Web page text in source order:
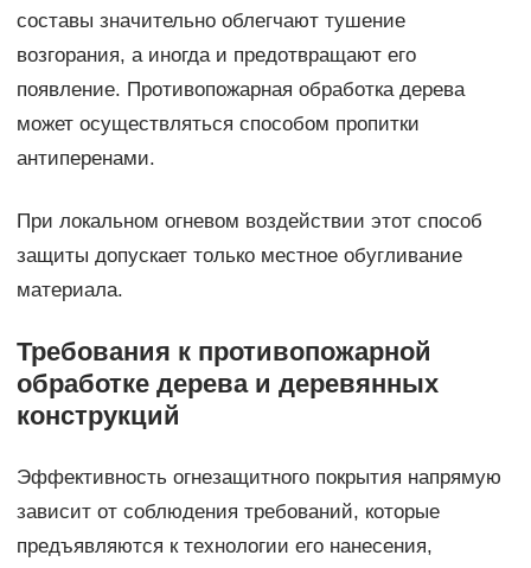
составы значительно облегчают тушение
возгорания, а иногда и предотвращают его
появление. Противопожарная обработка дерева
может осуществляться способом пропитки
антиперенами.
При локальном огневом воздействии этот способ
защиты допускает только местное обугливание
материала.
Требования к противопожарной
обработке дерева и деревянных
конструкций
Эффективность огнезащитного покрытия напрямую
зависит от соблюдения требований, которые
предъявляются к технологии его нанесения,